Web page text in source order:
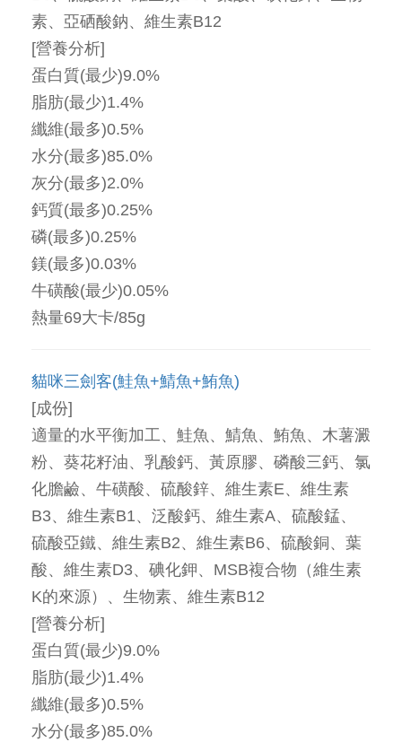
素、亞硒酸鈉、維生素B12
[營養分析]
蛋白質(最少)9.0%
脂肪(最少)1.4%
纖維(最多)0.5%
水分(最多)85.0%
灰分(最多)2.0%
鈣質(最多)0.25%
磷(最多)0.25%
鎂(最多)0.03%
牛磺酸(最少)0.05%
熱量69大卡/85g
貓咪三劍客(鮭魚+鯖魚+鮪魚)
[成份]
適量的水平衡加工、鮭魚、鯖魚、鮪魚、木薯澱
粉、葵花籽油、乳酸鈣、黃原膠、磷酸三鈣、氯
化膽鹼、牛磺酸、硫酸鋅、維生素E、維生素
B3、維生素B1、泛酸鈣、維生素A、硫酸錳、
硫酸亞鐵、維生素B2、維生素B6、硫酸銅、葉
酸、維生素D3、碘化鉀、MSB複合物（維生素
K的來源）、生物素、維生素B12
[營養分析]
蛋白質(最少)9.0%
脂肪(最少)1.4%
纖維(最多)0.5%
水分(最多)85.0%